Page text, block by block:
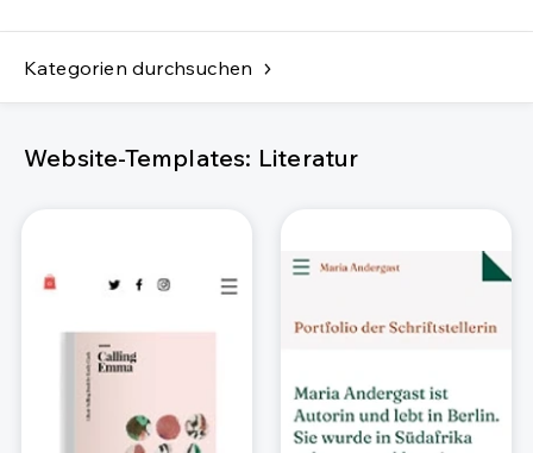
Kategorien durchsuchen
Website-Templates: Literatur